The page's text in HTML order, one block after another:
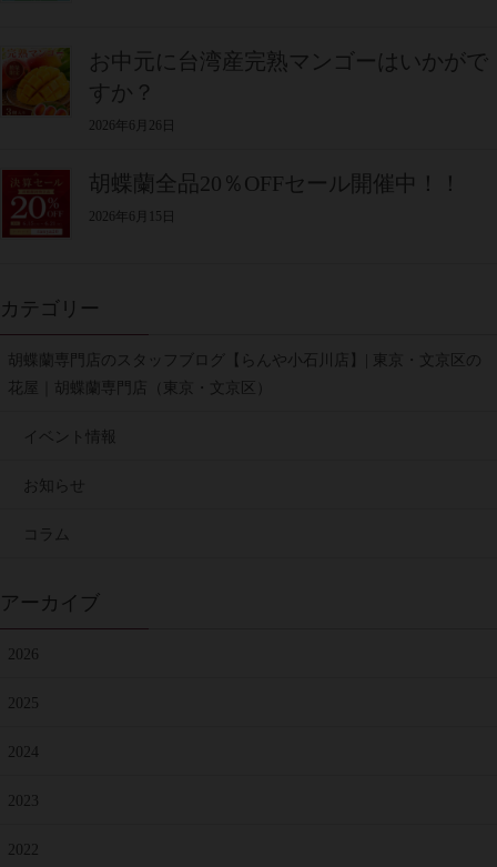
お中元に台湾産完熟マンゴーはいかがで
すか？
2026年6月26日
胡蝶蘭全品20％OFFセール開催中！！
2026年6月15日
カテゴリー
胡蝶蘭専門店のスタッフブログ【らんや小石川店】| 東京・文京区の
花屋｜胡蝶蘭専門店（東京・文京区）
イベント情報
お知らせ
コラム
アーカイブ
2026
2025
2024
2023
2022